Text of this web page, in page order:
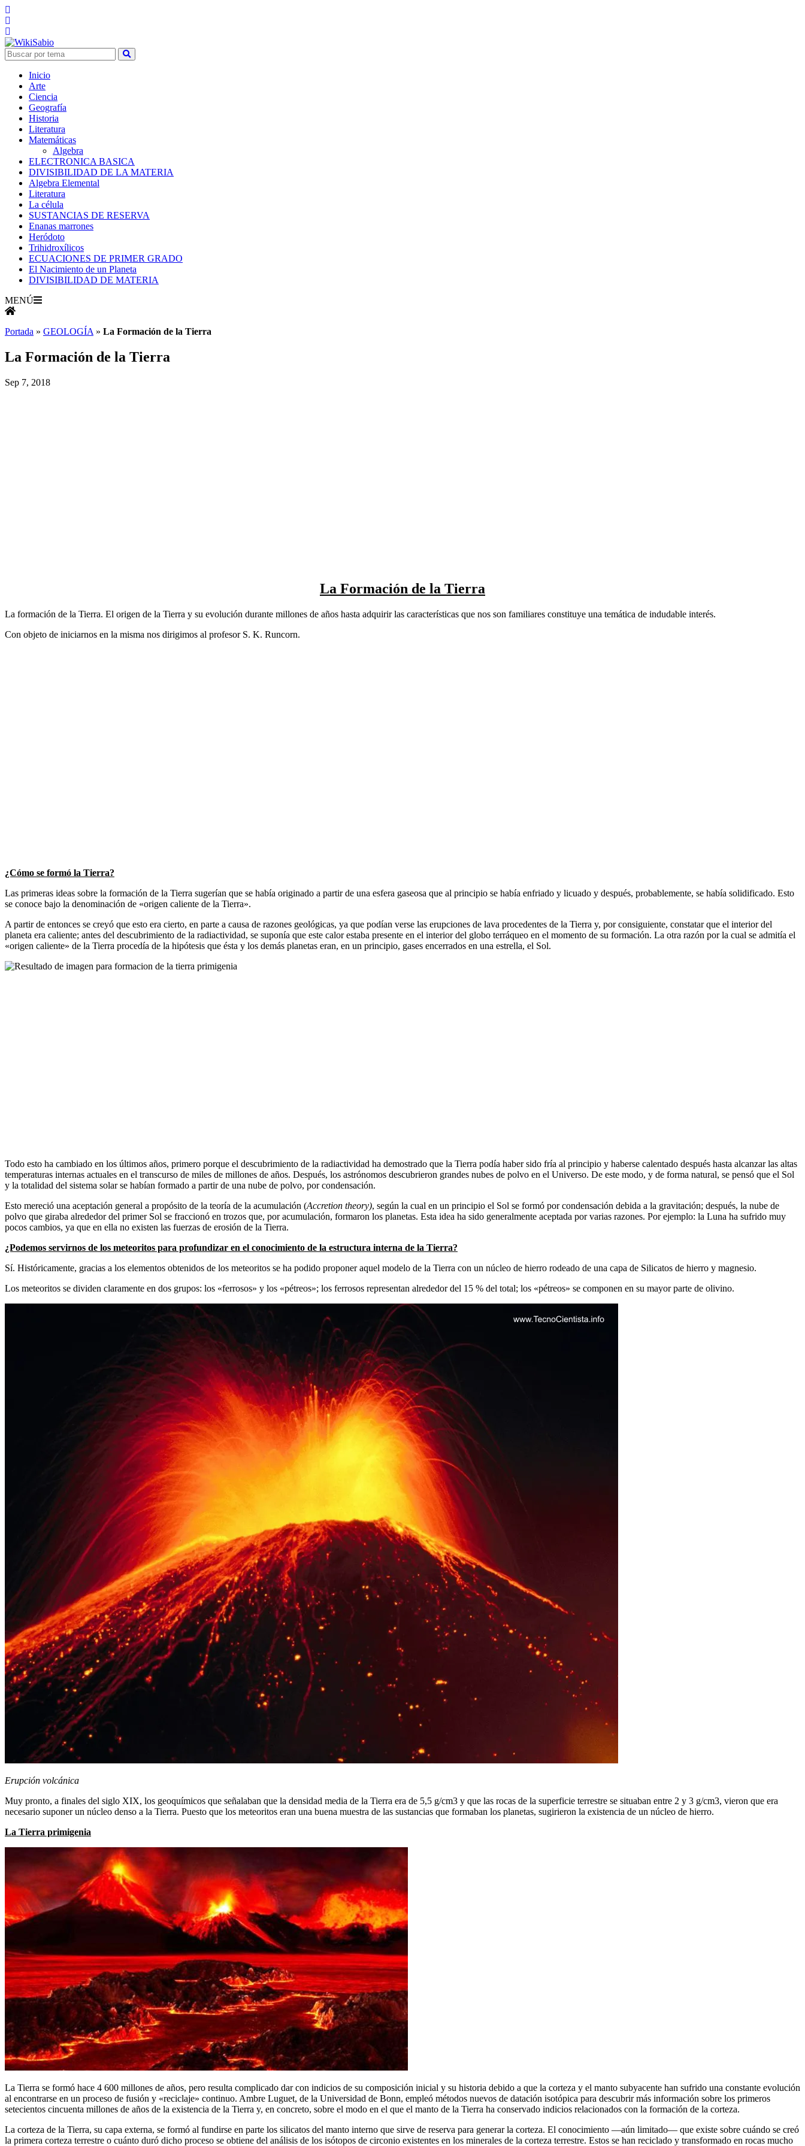
Inicio
Arte
Ciencia
Geografía
Historia
Literatura
Matemáticas
Algebra
ELECTRONICA BASICA
DIVISIBILIDAD DE LA MATERIA
Algebra Elemental
Literatura
La célula
SUSTANCIAS DE RESERVA
Enanas marrones
Heródoto
Trihidroxílicos
ECUACIONES DE PRIMER GRADO
El Nacimiento de un Planeta
DIVISIBILIDAD DE MATERIA
MENÚ
Portada » GEOLOGÍA » La Formación de la Tierra
La Formación de la Tierra
Sep 7, 2018
La Formación de la Tierra
La formación de la Tierra. El origen de la Tierra y su evolución durante millones de años hasta adquirir las características que nos son familiares constituye una temática de indudable interés.
Con objeto de iniciarnos en la misma nos dirigimos al profesor S. K. Runcorn.
¿Cómo se formó la Tierra?
Las primeras ideas sobre la formación de la Tierra sugerían que se había originado a partir de una esfera gaseosa que al principio se había enfriado y licuado y después, probablemente, se había solidificado. Esto
se conoce bajo la denominación de «origen caliente de la Tierra».
A partir de entonces se creyó que esto era cierto, en parte a causa de razones geológicas, ya que podían verse las erupciones de lava procedentes de la Tierra y, por consiguiente, constatar que el interior del
planeta era caliente; antes del descubrimiento de la radiactividad, se suponía que este calor estaba presente en el interior del globo terráqueo en el momento de su formación. La otra razón por la cual se admitía el
«origen caliente» de la Tierra procedía de la hipótesis que ésta y los demás planetas eran, en un principio, gases encerrados en una estrella, el Sol.
Todo esto ha cambiado en los últimos años, primero porque el descubrimiento de la radiactividad ha demostrado que la Tierra podía haber sido fría al principio y haberse calentado después hasta alcanzar las altas
temperaturas internas actuales en el transcurso de miles de millones de años. Después, los astrónomos descubrieron grandes nubes de polvo en el Universo. De este modo, y de forma natural, se pensó que el Sol
y la totalidad del sistema solar se habían formado a partir de una nube de polvo, por condensación.
Esto mereció una aceptación general a propósito de la teoría de la acumulación (Accretion theory), según la cual en un principio el Sol se formó por condensación debida a la gravitación; después, la nube de
polvo que giraba alrededor del primer Sol se fraccionó en trozos que, por acumulación, formaron los planetas. Esta idea ha sido generalmente aceptada por varias razones. Por ejemplo: la Luna ha sufrido muy
pocos cambios, ya que en ella no existen las fuerzas de erosión de la Tierra.
¿Podemos servirnos de los meteoritos para profundizar en el conocimiento de la estructura interna de la Tierra?
Sí. Históricamente, gracias a los elementos obtenidos de los meteoritos se ha podido proponer aquel modelo de la Tierra con un núcleo de hierro rodeado de una capa de Silicatos de hierro y magnesio.
Los meteoritos se dividen claramente en dos grupos: los «ferrosos» y los «pétreos»; los ferrosos representan alrededor del 15 % del total; los «pétreos» se componen en su mayor parte de olivino.
Erupción volcánica
Muy pronto, a finales del siglo XIX, los geoquímicos que señalaban que la densidad media de la Tierra era de 5,5 g/cm3 y que las rocas de la superficie terrestre se situaban entre 2 y 3 g/cm3, vieron que era
necesario suponer un núcleo denso a la Tierra. Puesto que los meteoritos eran una buena muestra de las sustancias que formaban los planetas, sugirieron la existencia de un núcleo de hierro.
La Tierra primigenia
La Tierra se formó hace 4 600 millones de años, pero resulta complicado dar con indicios de su composición inicial y su historia debido a que la corteza y el manto subyacente han sufrido una constante evolución
al encontrarse en un proceso de fusión y «reciclaje» continuo. Ambre Luguet, de la Universidad de Bonn, empleó métodos nuevos de datación isotópica para descubrir más información sobre los primeros
setecientos cincuenta millones de años de la existencia de la Tierra y, en concreto, sobre el modo en el que el manto de la Tierra ha conservado indicios relacionados con la formación de la corteza.
La corteza de la Tierra, su capa externa, se formó al fundirse en parte los silicatos del manto interno que sirve de reserva para generar la corteza. El conocimiento —aún limitado— que existe sobre cuándo se creó
la primera corteza terrestre o cuánto duró dicho proceso se obtiene del análisis de los isótopos de circonio existentes en los minerales de la corteza terrestre. Estos se han reciclado y transformado en rocas mucho